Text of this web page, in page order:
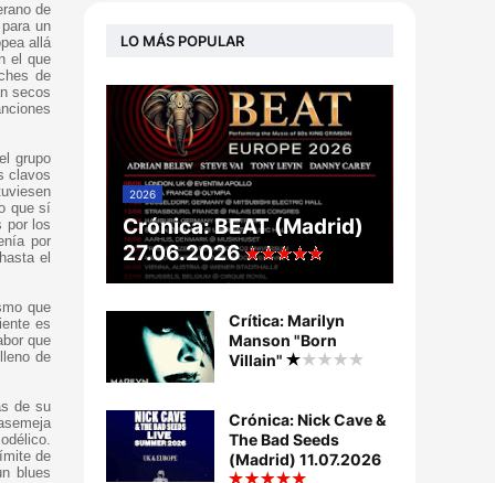
de
un
allá
el que
de
secos
grupo
clavos
que sí
por los
por
el
que
es
que
de
de su
de
blues
LO MÁS POPULAR
2026
Crónica: BEAT (Madrid)
27.06.2026
Crítica: Marilyn
Manson "Born
Villain"
Crónica: Nick Cave &
The Bad Seeds
(Madrid) 11.07.2026